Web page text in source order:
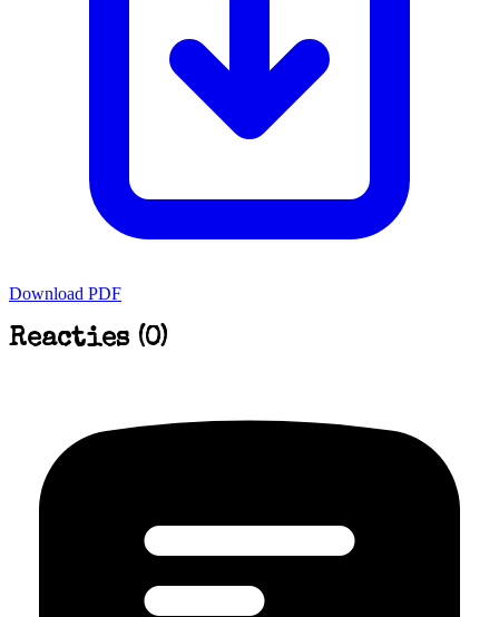
Download PDF
Reacties (0)